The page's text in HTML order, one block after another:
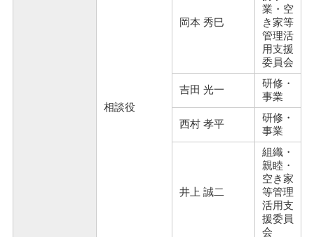
相談役
岡本 秀巳
業・空
き家等
管理活
用支援
委員会
吉田 光一
研修・
事業
西村 孝平
研修・
事業
井上 誠二
組織・
親睦・
空き家
等管理
活用支
援委員
会